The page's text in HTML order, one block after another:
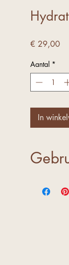
€ 29,00Prijs
Aantal *
In
gezicht